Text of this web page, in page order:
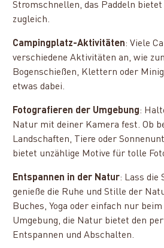
Stromschnellen, das Paddeln
zugleich.
Campingplatz-Aktivitäten: Viele
verschiedene Aktivitäten an, wie
Bogenschießen, Klettern oder
etwas dabei.
Fotografieren der Umgebung:
Natur mit deiner Kamera fest. Ob
Landschaften, Tiere oder
bietet unzählige Motive für tolle
Entspannen in der Natur: Lass die
genieße die Ruhe und Stille der
Buches, Yoga oder einfach nur
Umgebung, die Natur bietet den
Entspannen und Abschalten.